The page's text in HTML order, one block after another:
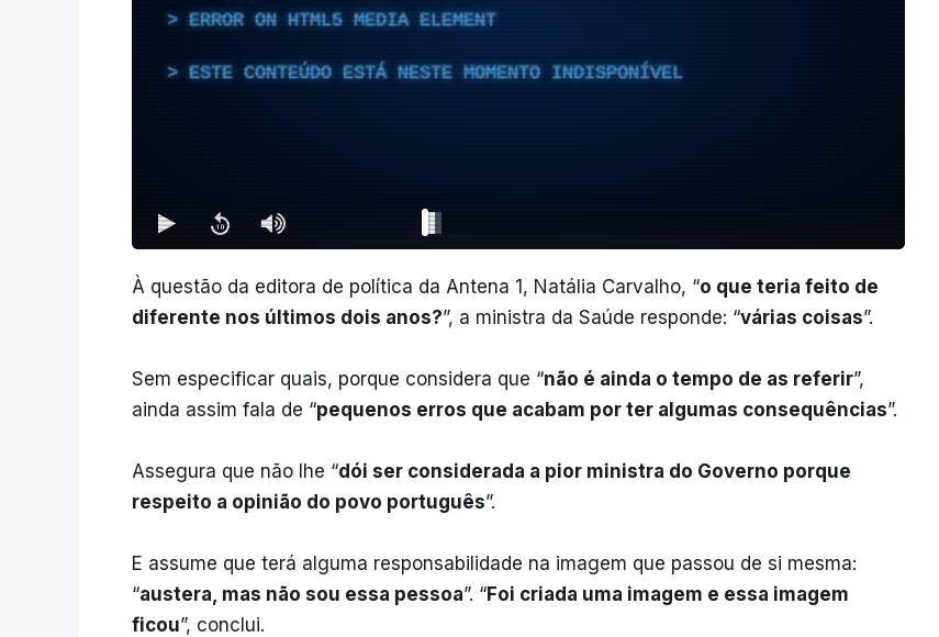
ERROR ON HTML5 MEDIA ELEMENT
ESTE CONTEÚDO ESTÁ NESTE MOMENTO INDISPONÍVEL
À questão da editora de política da Antena 1, Natália Carvalho, “o que teria feito de
diferente nos últimos dois anos?”, a ministra da Saúde responde: “várias coisas”.
Sem especificar quais, porque considera que “não é ainda o tempo de as referir”,
ainda assim fala de “pequenos erros que acabam por ter algumas consequências”.
Assegura que não lhe “dói ser considerada a pior ministra do Governo porque
respeito a opinião do povo português”.
E assume que terá alguma responsabilidade na imagem que passou de si mesma:
“austera, mas não sou essa pessoa”. “Foi criada uma imagem e essa imagem
ficou”, conclui.